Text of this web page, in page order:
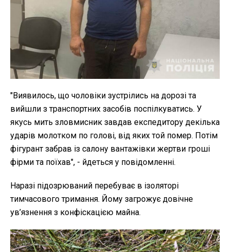
"Виявилось, що чоловіки зустрілись на дорозі та
вийшли з транспортних засобів поспілкуватись. У
якусь мить зловмисник завдав експедитору декілька
ударів молотком по голові, від яких той помер. Потім
фігурант забрав із салону вантажівки жертви гроші
фірми та поїхав", - йдеться у повідомленні.
Наразі підозрюваний перебуває в ізоляторі
тимчасового тримання. Йому загрожує довічне
ув’язнення з конфіскацією майна.